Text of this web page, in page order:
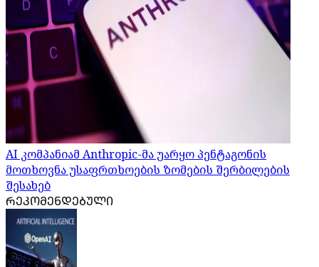
AI კომპანიამ Anthropic-მა უარყო პენტაგონის
მოთხოვნა უსაფრთხოების ზომების შერბილების
შესახებ
ᲠᲔᲙᲝᲛᲔᲜᲓᲔᲑᲣᲚᲘ